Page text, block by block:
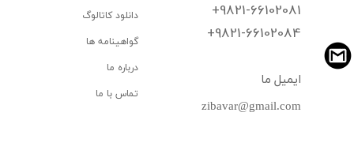
+9821-66102081
​​​​​​​+9821-66102084
zibavar@gmail.com
ایمیل ما
دانلود کاتالوگ
گواهینامه ها
درباره ما
تماس با ما